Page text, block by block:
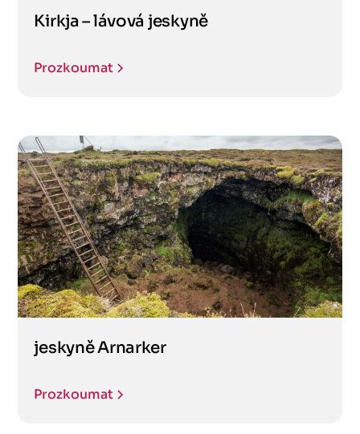
Kirkja – lávová jeskyně
Prozkoumat
jeskyně Arnarker
Prozkoumat